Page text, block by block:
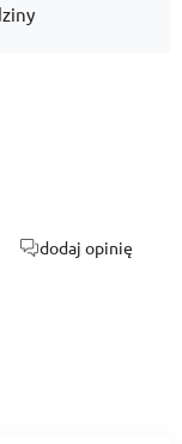
dodaj opinię